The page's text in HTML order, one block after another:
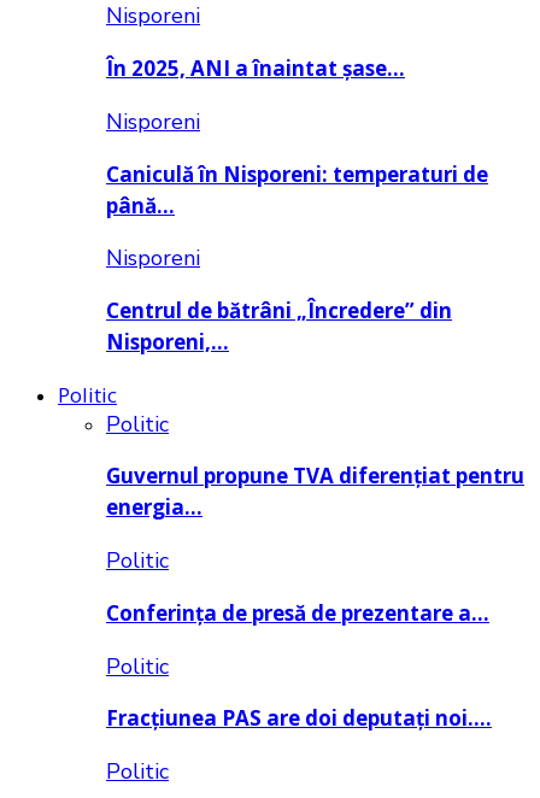
Nisporeni
În 2025, ANI a înaintat șase…
Nisporeni
Caniculă în Nisporeni: temperaturi de
până…
Nisporeni
Centrul de bătrâni „Încredere” din
Nisporeni,…
Politic
Politic
Guvernul propune TVA diferențiat pentru
energia…
Politic
Conferința de presă de prezentare a…
Politic
Fracțiunea PAS are doi deputați noi….
Politic